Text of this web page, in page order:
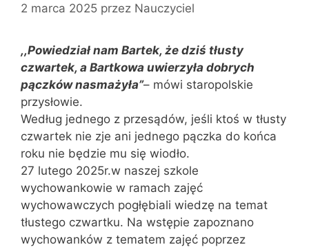
2 marca 2025 przez Nauczyciel
,,Powiedział nam Bartek, że dziś tłusty
czwartek, a Bartkowa uwierzyła dobrych
pączków nasmażyła”– mówi staropolskie
przysłowie.
Według jednego z przesądów, jeśli ktoś w tłusty
czwartek nie zje ani jednego pączka do końca
roku nie będzie mu się wiodło.
27 lutego 2025r.w naszej szkole
wychowankowie w ramach zajęć
wychowawczych pogłębiali wiedzę na temat
tłustego czwartku. Na wstępie zapoznano
wychowanków z tematem zajęć poprzez